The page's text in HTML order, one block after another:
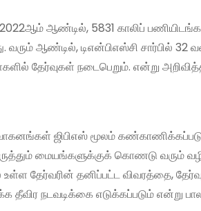
ஆண்டில், 5831 காலிப்
வரும் ஆண்டில், டிஎன்பிஎஸ்சி சார்பில்
தேர்வுகள் நடைபெறும். என்று
ஜிபிஎஸ் மூலம்
மையங்களுக்குக் கொணடு வரும்
தேர்வரின் தனிப்பட்ட விவரத்தை, தேர்வு
தீவிர நடவடிக்கை எடுக்கப்படும் என்று